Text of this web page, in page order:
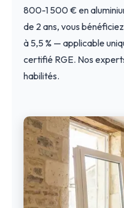
800-1 500 € en
de 2 ans, vous
à 5,5 % — applicable
certifié RGE. Nos
habilités.